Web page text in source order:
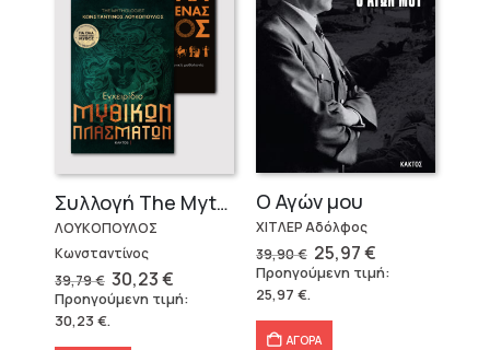
Συλλογή The Mythologist (2 βιβλία)
ΛΟΥΚΟΠΟΥΛΟΣ
Κωνσταντίνος
39,79€ Original
price
was:
39,79 €.
30,23€Η
τρέχουσα
τιμή
Προηγούμενη τιμή:
30,23€.
Ο Αγών μου
ΧΙΤΛΕΡ Αδόλφος
39,90€ Original
price
was:
25,97€Η
τρέχουσα
τιμή
Προηγούμενη τιμή:
25,97 €.
ΑΓΟΡΑ